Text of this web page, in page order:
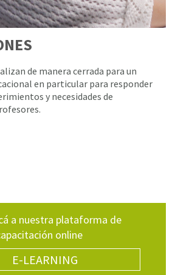
de manera cerrada para un
en particular para responder
y necesidades de
a nuestra plataforma de
online
E-LEARNING